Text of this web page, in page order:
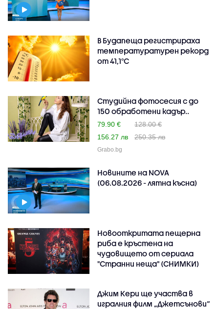
В Будапеща регистрираха
температуратурен рекорд
от 41,1°C
Студийна фотосесия с до
150 обработени кадър..
79.90 €
128.00 €
156.27 лв
250.35 лв
Grabo.bg
Новините на NOVA
(06.08.2026 - лятна късна)
Новооткритата пещерна
риба е кръстена на
чудовището от сериала
"Странни неща" (СНИМКИ)
Джим Кери ще участва в
игралния филм „Джетсънови“